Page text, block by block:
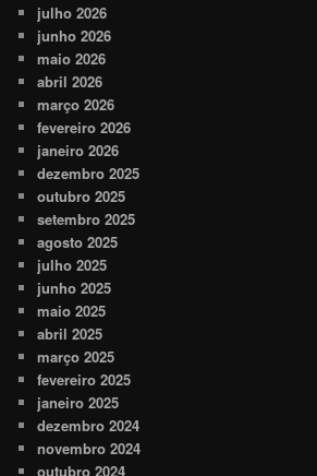
julho 2026
junho 2026
maio 2026
abril 2026
março 2026
fevereiro 2026
janeiro 2026
dezembro 2025
outubro 2025
setembro 2025
agosto 2025
julho 2025
junho 2025
maio 2025
abril 2025
março 2025
fevereiro 2025
janeiro 2025
dezembro 2024
novembro 2024
outubro 2024